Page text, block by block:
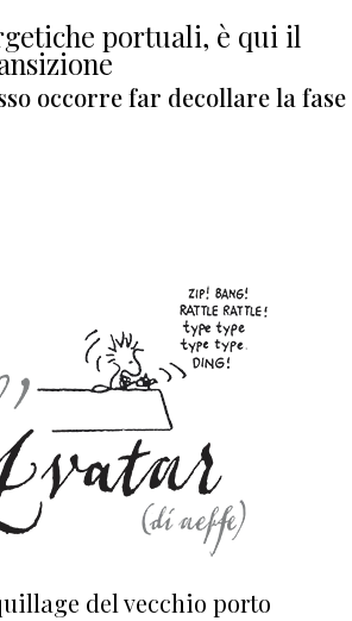
portuali, è qui il
occorre far decollare la fase
del vecchio porto